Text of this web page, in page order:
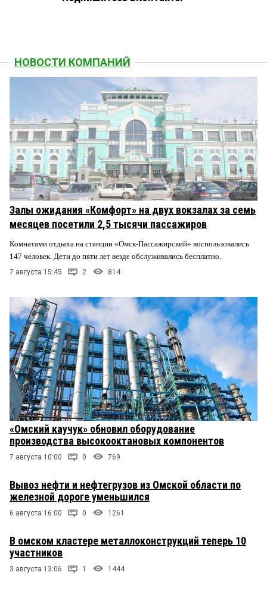
НОВОСТИ КОМПАНИЙ
Залы ожидания «Комфорт» на двух вокзалах за семь
месяцев посетили 2,5 тысячи пассажиров
Комнатами отдыха на станции «Омск-Пассажирский» воспользовались
147 человек. Дети до пяти лет везде обслуживались бесплатно.
7 августа 15:45 2 814
«Омский каучук» обновил оборудование
производства высокооктановых компонентов
7 августа 10:00 0 769
Вывоз нефти и нефтегрузов из Омской области по
железной дороге уменьшился
6 августа 16:00 0 1261
В омском кластере металлоконструкций теперь 10
участников
3 августа 13:06 1 1444